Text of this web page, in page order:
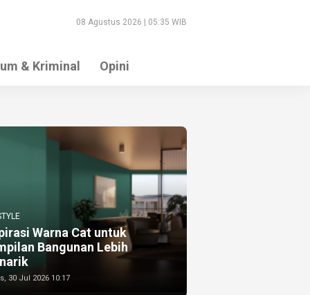
08 Agustus 2026 | 05:35 WIB
& Kriminal Opini
Warna Cat untuk
Bangunan Lebih
30 Jul 2026 10:17